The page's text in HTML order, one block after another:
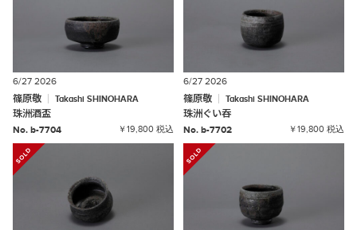
6/27 2026
篠原敬
Takashi SHINOHARA
珠洲酒盃
No. b-7704
￥19,800 税込
6/27 2026
篠原敬
Takashi SHINOHARA
珠洲ぐい吞
No. b-7702
￥19,800 税込